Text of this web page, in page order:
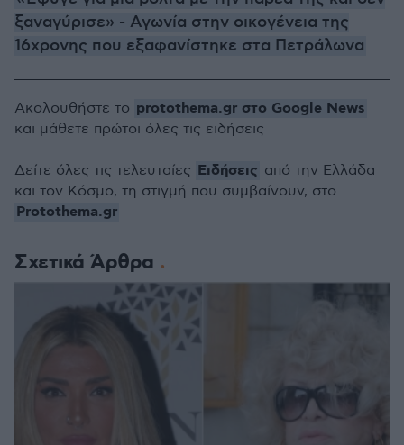
ξαναγύρισε» - Αγωνία στην οικογένεια της
16χρονης που εξαφανίστηκε στα Πετράλωνα
Σχετικά Άρθρα
Ακολουθήστε το protothema.gr στο Google News
και μάθετε πρώτοι όλες τις ειδήσεις
Δείτε όλες τις τελευταίες Ειδήσεις από την Ελλάδα
και τον Κόσμο, τη στιγμή που συμβαίνουν, στο
Protothema.gr